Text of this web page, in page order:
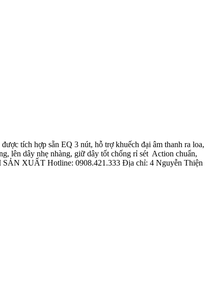
tích hợp sẵn EQ 3 nút, hỗ trợ khuếch đại âm thanh ra loa,
lên dây nhẹ nhàng, giữ dây tốt chống rỉ sét Action chuẩn,
XUẤT Hotline: 0908.421.333 Địa chỉ: 4 Nguyễn Thiện